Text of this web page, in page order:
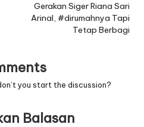
Gerakan Siger Riana Sari
Arinal, #dirumahnya Tapi
Tetap Berbagi
you start the discussion?
Balasan